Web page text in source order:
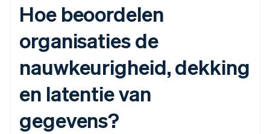
Hoe beoordelen
organisaties de
nauwkeurigheid, dekking
en latentie van
gegevens?